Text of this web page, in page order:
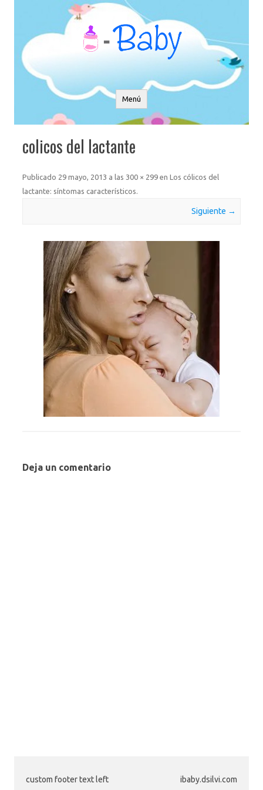
Menú
colicos del lactante
Publicado 29 mayo, 2013 a las 300 × 299 en Los cólicos del
lactante: síntomas característicos.
Siguiente →
Deja un comentario
custom footer text left ibaby.dsilvi.com